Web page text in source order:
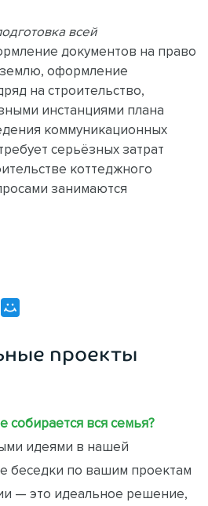
всей
документов на право
землю, оформление
на строительство,
инстанциями плана
коммуникационных
серьёзных затрат
коттеджного
занимаются
проекты
собирается вся семья?
идеями в нашей
беседки по вашим проектам
— это идеальное решение,